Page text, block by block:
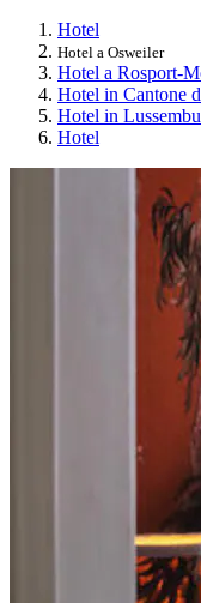
Hotel
Hotel a Osweiler
Hotel a Rosport-
Hotel in Cantone
Hotel in
Hotel